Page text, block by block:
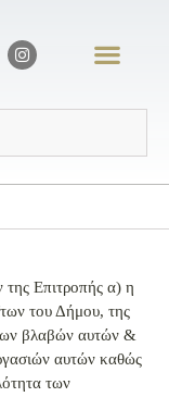
Επιτροπής α) η
του Δήμου, της
βλαβών αυτών &
αυτών καθώς
των